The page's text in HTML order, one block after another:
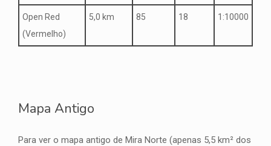
Open Red
(Vermelho)
5,0 km 85 18 1:10000
Mapa Antigo
Para ver o mapa antigo de Mira Norte (apenas 5,5 km² dos